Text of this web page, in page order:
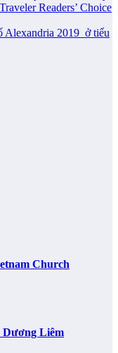
Readers’ Choice
Alexandria 2019 ​ ở tiểu
Church
Dương Liêm